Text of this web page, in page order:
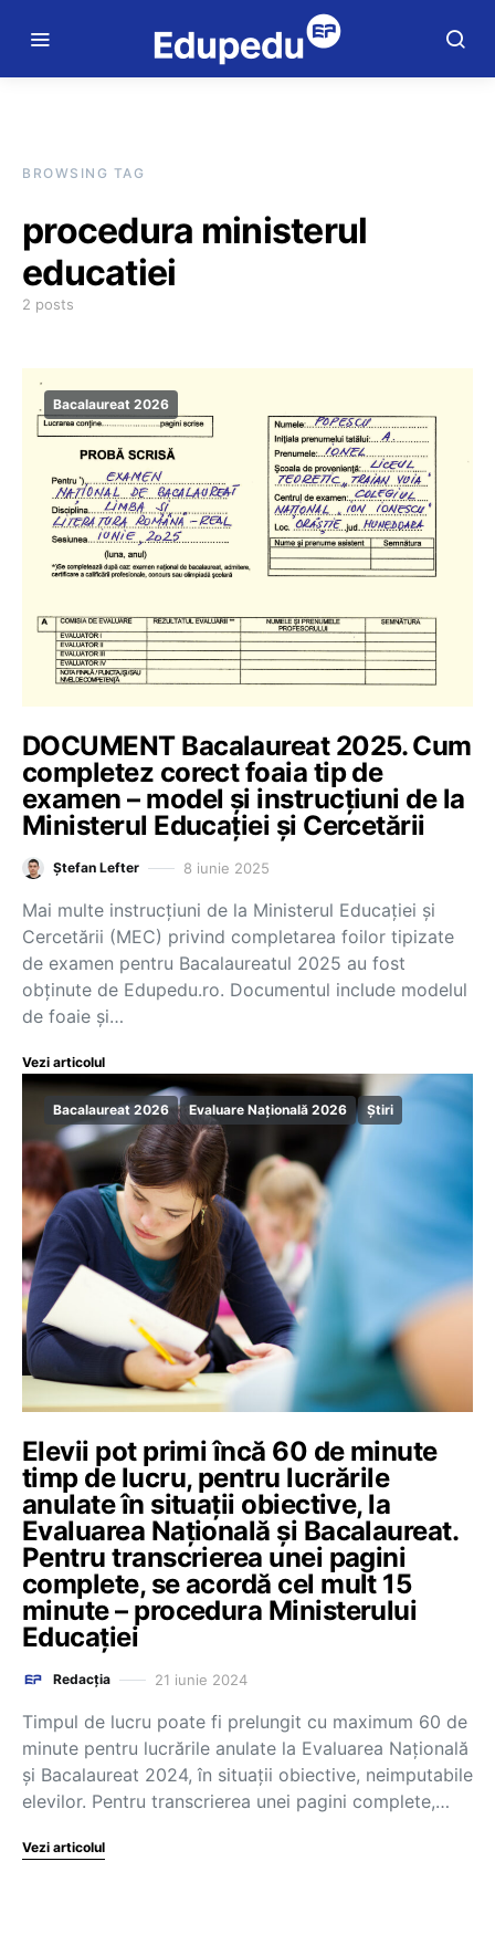
BROWSING TAG
procedura ministerul
educatiei
2 posts
Bacalaureat 2026
DOCUMENT Bacalaureat 2025. Cum
completez corect foaia tip de
examen – model și instrucțiuni de la
Ministerul Educației și Cercetării
Ștefan Lefter 8 iunie 2025
Mai multe instrucțiuni de la Ministerul Educației și
Cercetării (MEC) privind completarea foilor tipizate
de examen pentru Bacalaureatul 2025 au fost
obținute de Edupedu.ro. Documentul include modelul
de foaie și…
Vezi articolul
Bacalaureat 2026 Evaluare Națională 2026 Știri
Elevii pot primi încă 60 de minute
timp de lucru, pentru lucrările
anulate în situații obiective, la
Evaluarea Națională și Bacalaureat.
Pentru transcrierea unei pagini
complete, se acordă cel mult 15
minute – procedura Ministerului
Educației
Redacția 21 iunie 2024
Timpul de lucru poate fi prelungit cu maximum 60 de
minute pentru lucrările anulate la Evaluarea Națională
și Bacalaureat 2024, în situații obiective, neimputabile
elevilor. Pentru transcrierea unei pagini complete,…
Vezi articolul